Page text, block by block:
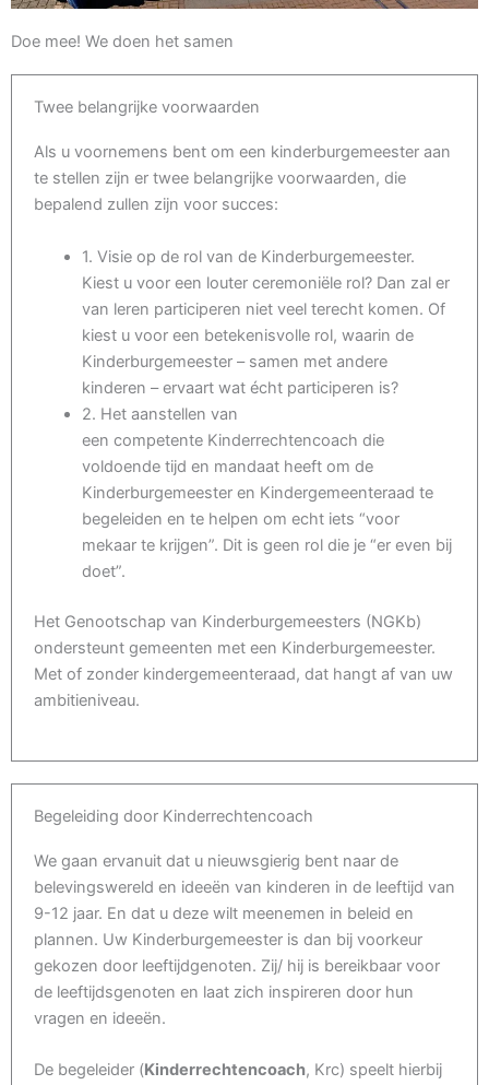
Doe mee! We doen het samen
Twee belangrijke voorwaarden
Als u voornemens bent om een kinderburgemeester aan
te stellen zijn er twee belangrijke voorwaarden, die
bepalend zullen zijn voor succes:
1. Visie op de rol van de Kinderburgemeester.
Kiest u voor een louter ceremoniële rol? Dan zal er
van leren participeren niet veel terecht komen. Of
kiest u voor een betekenisvolle rol, waarin de
Kinderburgemeester – samen met andere
kinderen – ervaart wat écht participeren is?
2. Het aanstellen van
een competente Kinderrechtencoach die
voldoende tijd en mandaat heeft om de
Kinderburgemeester en Kindergemeenteraad te
begeleiden en te helpen om echt iets “voor
mekaar te krijgen”. Dit is geen rol die je “er even bij
doet”.
Het Genootschap van Kinderburgemeesters (NGKb)
ondersteunt gemeenten met een Kinderburgemeester.
Met of zonder kindergemeenteraad, dat hangt af van uw
ambitieniveau.
Begeleiding door Kinderrechtencoach
We gaan ervanuit dat u nieuwsgierig bent naar de
belevingswereld en ideeën van kinderen in de leeftijd van
9-12 jaar. En dat u deze wilt meenemen in beleid en
plannen. Uw Kinderburgemeester is dan bij voorkeur
gekozen door leeftijdgenoten. Zij/ hij is bereikbaar voor
de leeftijdsgenoten en laat zich inspireren door hun
vragen en ideeën.
De begeleider (Kinderrechtencoach, Krc) speelt hierbij